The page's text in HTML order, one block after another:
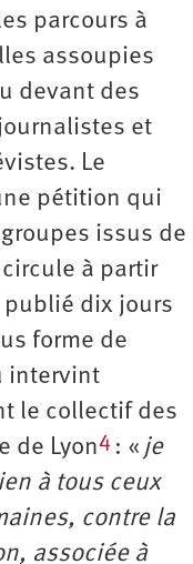
parcours à
assoupies
devant des
et
Le
pétition qui
issus de
à partir
publié dix jours
forme de
intervint
le collectif des
de Lyon4 : « je
à tous ceux
contre la
associée à